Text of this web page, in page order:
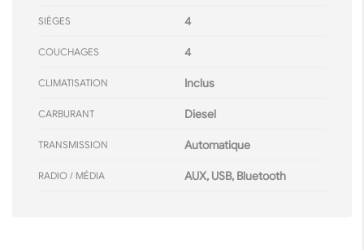
SIÈGES 4
COUCHAGES 4
CLIMATISATION Inclus
CARBURANT Diesel
TRANSMISSION Automatique
RADIO / MÉDIA AUX, USB, Bluetooth